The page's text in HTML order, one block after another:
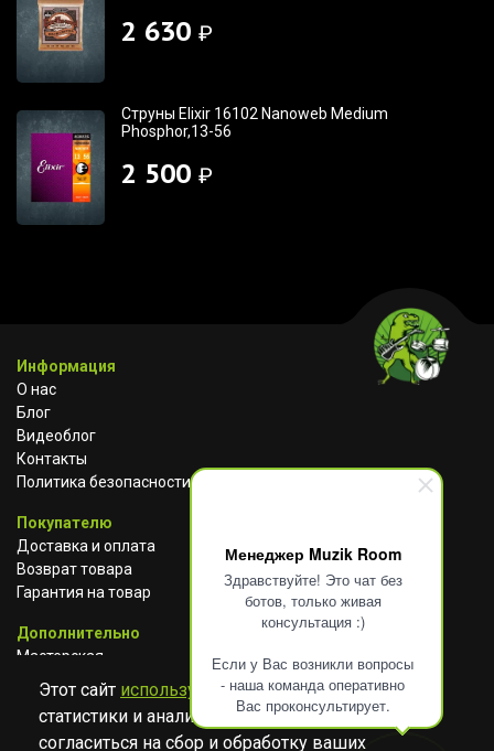
Менеджер Muzik Room
Здравствуйте! Это чат без
ботов, только живая
консультация :)
Если у Вас возникли вопросы
- наша команда оперативно
Вас проконсультирует.
2 630 ₽
Струны Elixir 16102 Nanoweb Medium
Phosphor,13-56
2 500 ₽
Информация
О нас
Блог
Видеоблог
Контакты
Политика безопасности
Покупателю
Доставка и оплата
Возврат товара
Гарантия на товар
Дополнительно
Мастерская
Сотрудничество
АВИТО TELEGRAM
Этот сайт использует cookies для сбора
статистики и анализа работы сайта. Просим
согласиться на сбор и обработку ваших